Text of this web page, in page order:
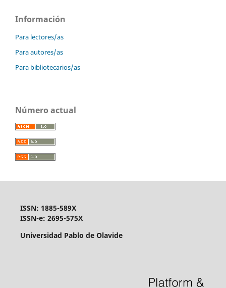
Información
Para lectores/as
Para autores/as
Para bibliotecarios/as
Número actual
ISSN: 1885-589X
ISSN-e: 2695-575X
Universidad Pablo de Olavide